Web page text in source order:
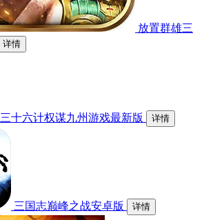
放置群雄三
详情
三十六计权谋九州游戏最新版 详情
三国志巅峰之战安卓版 详情